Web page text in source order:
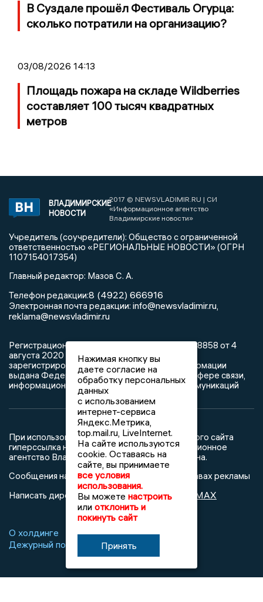
В Суздале прошёл Фестиваль Огурца:
сколько потратили на организацию?
03/08/2026 14:13
Площадь пожара на складе Wildberries
составляет 100 тысяч квадратных
метров
ВЛАДИМИРСКИЕ
НОВОСТИ
2017 © NEWSVLADIMIR.RU | СИ
«Информационное агентство
Владимирские новости»
Учредитель (соучредители): Общество с ограниченной
ответственностью «РЕГИОНАЛЬНЫЕ НОВОСТИ» (ОГРН
1107154017354)
Главный редактор: Мазов С. А.
Телефон редакции:8 (4922) 666916
Электронная почта редакции: info@newsvladimir.ru,
reklama@newsvladimir.ru
Регистрационный номер: серия Эл № ФС77-78858 от 4
августа 2020 г. согласно выписке из реестра
зарегистрированных средств массовой информации
выдана Федеральной службой по надзору в сфере связи,
информационных технологий и массовых коммуникаций
При использовании любого материала с данного сайта
гиперссылка на Сетевое издание «Информационное
агентство Владимирские новости» обязательна.
Сообщения на сером фоне размещены на правах рекламы
Написать директору в телеграм@mazov MAX
О холдинге Вакансии
Реклама
Дежурный по новостям
Нажимая кнопку вы
даете согласие на
обработку персональных
данных
с использованием
интернет-сервиса
Яндекс.Метрика,
top.mail.ru, LiveInternet.
На сайте используются
cookie. Оставаясь на
сайте, вы принимаете
все условия
использования.
Вы можете настроить
или отклонить и
покинуть сайт
Принять